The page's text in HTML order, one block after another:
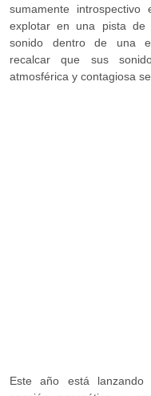
sumamente
explotar en una pista
sonido dentro de una
recalcar que sus
atmosférica y contagiosa
Este año está lanzando